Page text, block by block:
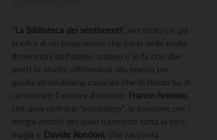
“La Biblioteca dei sentimenti”, nel titolo c’è già
la cifra di un programma che parla delle molte
dimensioni dell’animo umano e lo fa con due
poeti in studio, affidandosi alla poesia per
quella straordinaria capacità che in fondo ha di
raccontare l’uomo e il mondo. Franco Arminio
che ama definirsi “paesologo”, la passione per i
borghi antichi dei quali trasmette tutta la loro
magia e Davide Rondoni , che racconta